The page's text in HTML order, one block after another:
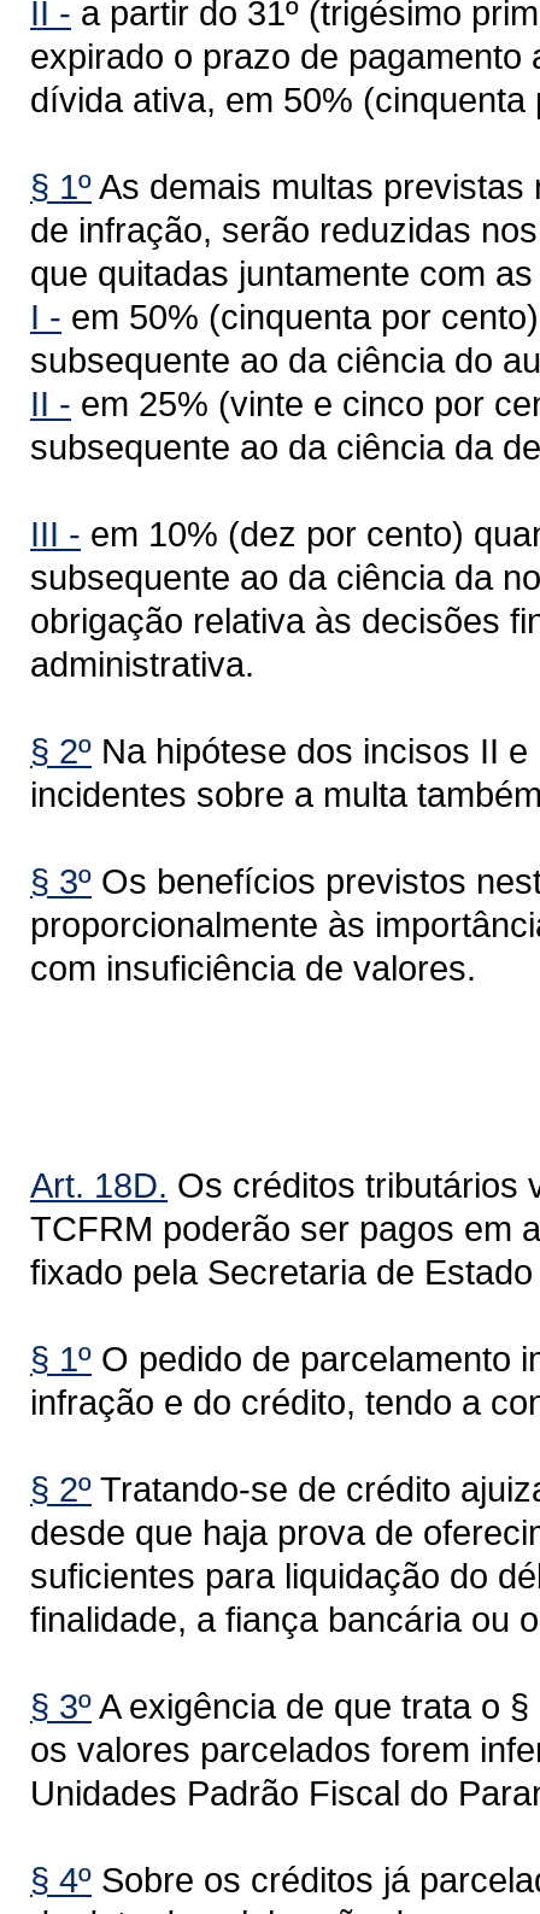
II - a partir do 31º (trigésimo
expirado o prazo de
dívida ativa, em 50% (cinquenta
§ 1ºAs demais multas
de infração, serão reduzidas
que quitadas juntamente com
I - em 50% (cinquenta por
subsequente ao da ciência do
II - em 25% (vinte e cinco por
subsequente ao da ciência da
III - em 10% (dez por cento)
subsequente ao da ciência da
obrigação relativa às decisões
administrativa.
§ 2º Na hipótese dos incisos II
incidentes sobre a multa
§ 3º Os benefícios previstos
proporcionalmente às
com insuficiência de valores.
Art. 18D. Os créditos tributários
TCFRM poderão ser pagos em
fixado pela Secretaria de
§ 1º O pedido de parcelamento
infração e do crédito, tendo a
§ 2º Tratando-se de crédito
desde que haja prova de
suficientes para liquidação do
finalidade, a fiança bancária ou
§ 3ºA exigência de que trata o
os valores parcelados forem
Unidades Padrão Fiscal do
§ 4º Sobre os créditos já